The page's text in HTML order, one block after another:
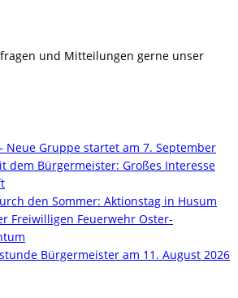
und Mitteilungen gerne unser
Neue Gruppe startet am 7. September
dem Bürgermeister: Großes Interesse
den Sommer: Aktionstag in Husum
Freiwilligen Feuerwehr Oster-
Bürgermeister am 11. August 2026